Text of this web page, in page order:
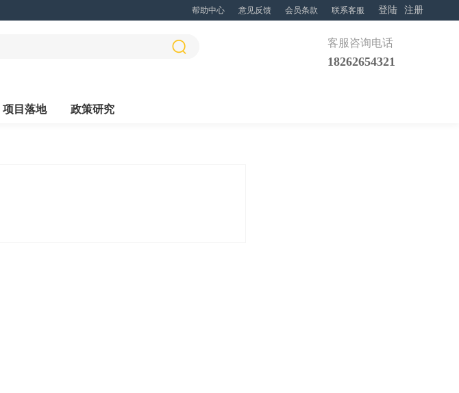
帮助中心 意见反馈 会员条款 联系客服 登陆 注册
客服咨询电话
18262654321
项目落地 政策研究